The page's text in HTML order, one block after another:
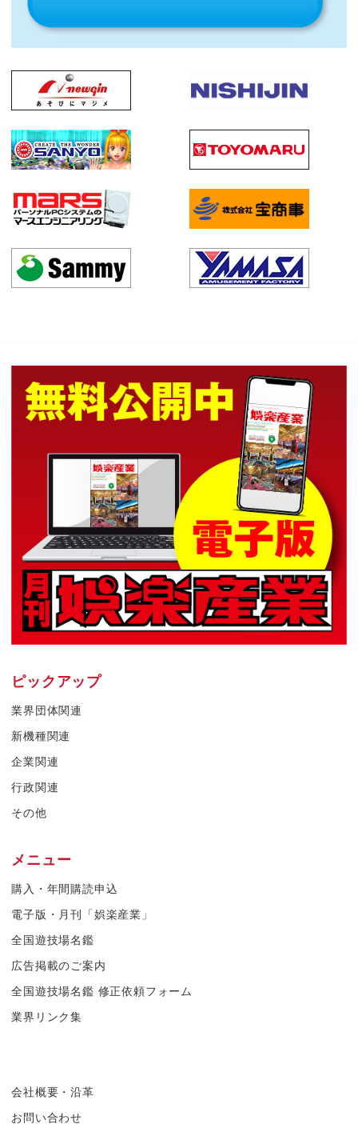
ピックアップ
業界団体関連
新機種関連
企業関連
行政関連
その他
メニュー
購入・年間購読申込
電子版・月刊「娯楽産業」
全国遊技場名鑑
広告掲載のご案内
全国遊技場名鑑 修正依頼フォーム
業界リンク集
会社概要・沿革
お問い合わせ